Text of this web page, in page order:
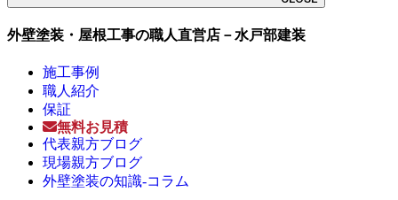
外壁塗装・屋根工事の職人直営店－水戸部建装
施工事例
職人紹介
保証
無料お見積
代表親方ブログ
現場親方ブログ
外壁塗装の知識-コラム